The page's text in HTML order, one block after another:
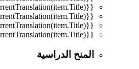
{{mmc.getCurrentTranslation(item.Title)}}
{{mmc.getCurrentTranslation(item.Title)}}
{{mmc.getCurrentTranslation(item.Title)}}
{{mmc.getCurrentTranslation(item.Title)}}
المنح الدراسية